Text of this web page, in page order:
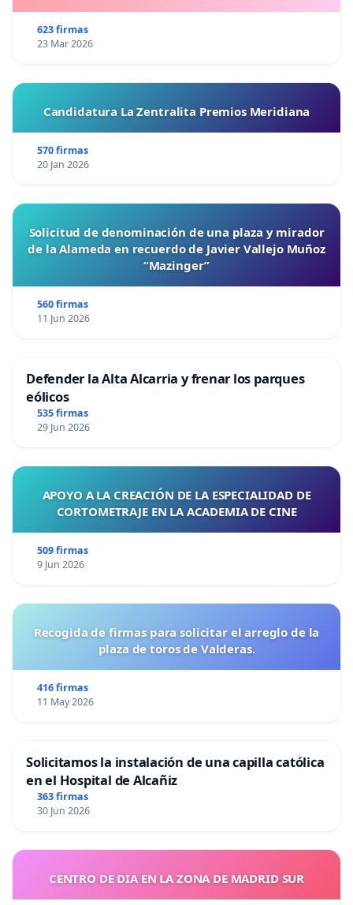
623 firmas
23 Mar 2026
Candidatura La Zentralita Premios Meridiana
570 firmas
20 Jan 2026
Solicitud de denominación de una plaza y mirador
de la Alameda en recuerdo de Javier Vallejo Muñoz
“Mazinger”
560 firmas
11 Jun 2026
Defender la Alta Alcarria y frenar los parques
eólicos
535 firmas
29 Jun 2026
APOYO A LA CREACIÓN DE LA ESPECIALIDAD DE
CORTOMETRAJE EN LA ACADEMIA DE CINE
509 firmas
9 Jun 2026
Recogida de firmas para solicitar el arreglo de la
plaza de toros de Valderas.
416 firmas
11 May 2026
Solicitamos la instalación de una capilla católica
en el Hospital de Alcañiz
363 firmas
30 Jun 2026
CENTRO DE DIA EN LA ZONA DE MADRID SUR